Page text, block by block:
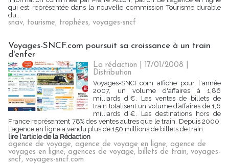
qui est représentée dans la nouvelle commission Tourisme durable
du...
snav, tourisme, trophées, voyages-sncf
Voyages-SNCF.com poursuit sa croissance à un train
d'enfer
La rédaction | 17/01/2008
Distribution
Voyages-SNCF.com affiche pour l'année
2007, un volume d'affaires à 1,86
milliards d’€. Les ventes de billets de
train totalisent un volume d’affaires de 1,6
milliards d’€. Les destinations hors de
France représentent 78% des ventes autres que le train. Depuis 2000,
l'agence en ligne a vendu plus de 150 millions de billets de train.
lire l'article de la Rédaction
agence de voyage, agence de voyage en ligne, agence de
voyages en ligne, agences de voyage, billets de train, voyages-
sncf, voyages-sncf.com